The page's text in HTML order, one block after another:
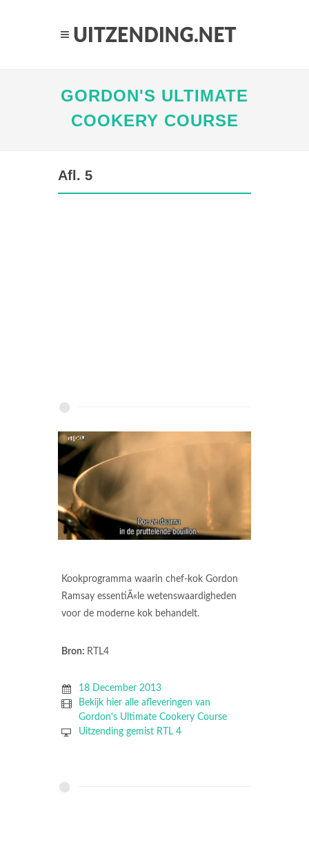
GORDON'S ULTIMATE
COOKERY COURSE
Afl. 5
Kookprogramma waarin chef-kok Gordon
Ramsay essentiÃ«le wetenswaardigheden
voor de moderne kok behandelt.
Bron: RTL4
18 December 2013
Bekijk hier alle afleveringen van
Gordon's Ultimate Cookery Course
Uitzending gemist RTL 4